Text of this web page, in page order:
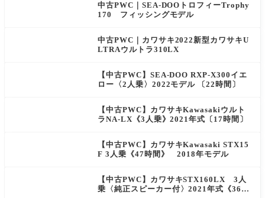
中古PWC｜SEA-DOOトロフィーTrophy
170 フィッシングモデル
中古PWC｜カワサキ2022新型カワサキU
LTRAウルトラ310LX
【中古PWC】SEA-DOO RXP-X300イエ
ロー〈2人乗〉2022モデル 〔22時間〕
【中古PWC】カワサキKawasakiウルト
ラNA-LX《3人乗》2021年式〔17時間〕
【中古PWC】カワサキKawasaki STX15
F 3人乗《47時間》 2018年モデル
【中古PWC】カワサキSTX160LX 3人
乗〈純正スピーカー付〉2021年式《36時